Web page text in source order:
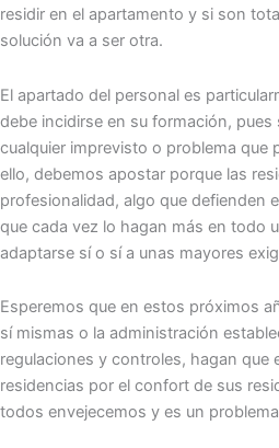
residir en el apartamento y si son
solución va a ser otra.
El apartado del personal es
debe incidirse en su formación, pues
cualquier imprevisto o problema que
ello, debemos apostar porque las
profesionalidad, algo que defienden
que cada vez lo hagan más en todo
adaptarse sí o sí a unas mayores
Esperemos que en estos próximos
sí mismas o la administración
regulaciones y controles, hagan que
residencias por el confort de sus
todos envejecemos y es un